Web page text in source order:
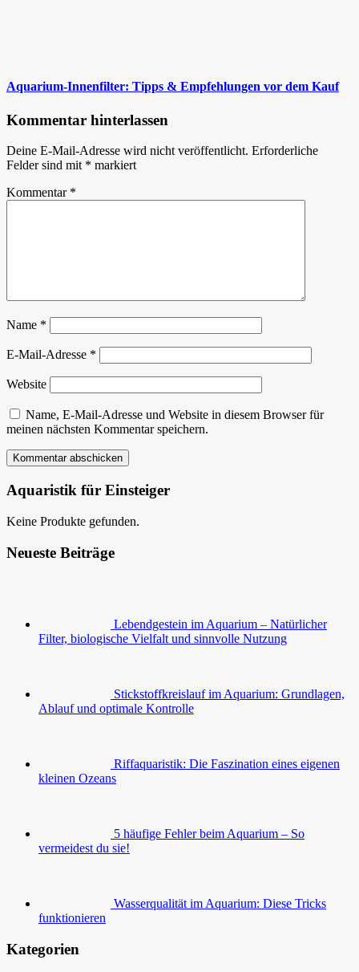
Aquarium-Innenfilter: Tipps & Empfehlungen vor dem Kauf
Kommentar hinterlassen
Deine E-Mail-Adresse wird nicht veröffentlicht. Erforderliche
Felder sind mit * markiert
Kommentar *
Name *
E-Mail-Adresse *
Website
Name, E-Mail-Adresse und Website in diesem Browser für
meinen nächsten Kommentar speichern.
Aquaristik für Einsteiger
Keine Produkte gefunden.
Neueste Beiträge
Lebendgestein im Aquarium – Natürlicher
Filter, biologische Vielfalt und sinnvolle Nutzung
Stickstoffkreislauf im Aquarium: Grundlagen,
Ablauf und optimale Kontrolle
Riffaquaristik: Die Faszination eines eigenen
kleinen Ozeans
5 häufige Fehler beim Aquarium – So
vermeidest du sie!
Wasserqualität im Aquarium: Diese Tricks
funktionieren
Kategorien